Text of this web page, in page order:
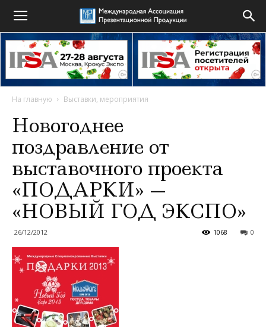
На главную Выставки, мероприятия
Новогоднее
поздравление от
выставочного проекта
«ПОДАРКИ» —
«НОВЫЙ ГОД ЭКСПО»
26/12/2012 0
1068